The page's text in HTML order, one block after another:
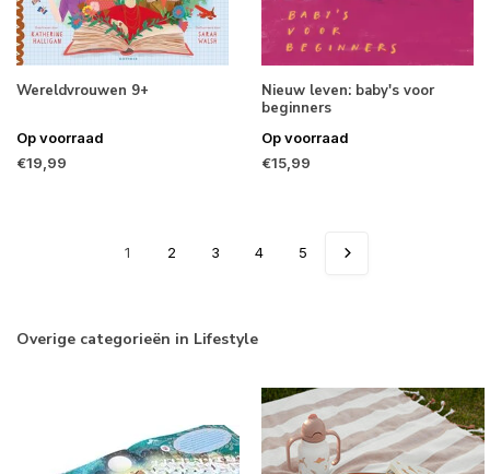
Wereldvrouwen 9+
Op voorraad
€19,99
Nieuw leven: baby's voor
beginners
Op voorraad
€15,99
1 2 3 4 5
Overige categorieën in Lifestyle